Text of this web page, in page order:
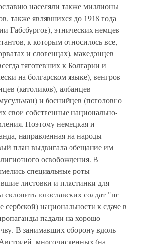
населяли также миллионы
также являвшихся до 1918 года
Габсбургов), этнических немцев
к которым относилось все,
и словенцах), македонцев
тяготевших к Болгарии и
на болгарском языке), венгров
(католиков), албанцев
и боснийцев (поголовно
свои собственные национально-
Поэтому немецкая и
направленная на народы
план выдвигала обещание им
освобождения. В
специальные роты
листовки и пластинки для
склонить югославских солдат "не
сербской) национальности к сдаче в
падали на хорошо
В занимавших оборону вдоль
многочисленных (на